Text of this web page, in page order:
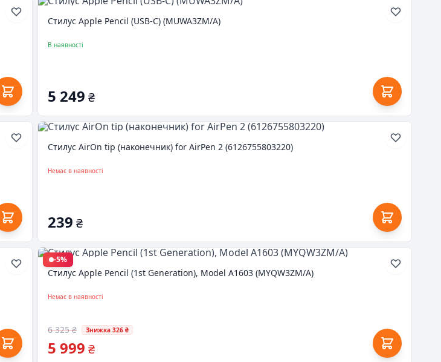
Стилус Apple Pencil (USB-C) (MUWA3ZM/A)
В наявності
5 249 ₴
Стилус AirOn tip (наконечник) for AirPen 2 (6126755803220)
Немає в наявності
239 ₴
-5%
Стилус Apple Pencil (1st Generation), Model A1603 (MYQW3ZM/A)
Немає в наявності
6 325 ₴ Знижка 326 ₴
5 999 ₴